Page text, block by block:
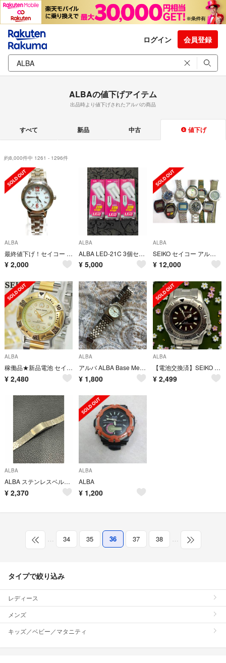
ログイン 会員登録
ALBAの値下げアイテム
出品時より値下げされたアルバの商品
すべて 新品 中古 値下げ
約8,000件中 1261 - 1296件
ALBA
最終値下げ！セイコー アルバ アンジェーヌ V117-0DN0 ソーラー
¥ 2,000
ALBA
ALBA LED-21C 3個セット
¥ 5,000
ALBA
SEIKO セイコー アルバ ORVITAX オービタックス含む 腕時計 10点
¥ 12,000
ALBA
稼働品★新品電池 セイコー アルバ アクアギア レディース デイト ゴールド
¥ 2,480
ALBA
アルバ ALBA Base Metal V827-0111 A0 レディース時計
¥ 1,800
ALBA
【電池交換済】SEIKO ALBA ダイバーズウォッチ V782-0220
¥ 2,499
ALBA
ALBA ステンレスベルト メンズ レディース
¥ 2,370
ALBA
ALBA
¥ 1,200
… 34 35 36 37 38 …
タイプで絞り込み
レディース
メンズ
キッズ／ベビー／マタニティ